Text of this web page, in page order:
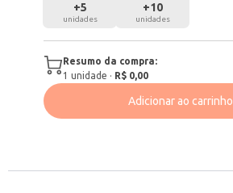
+5
unidades
+10
unidades
Resumo da compra:
1 unidade · R$ 0,00
Adicionar ao carrinho